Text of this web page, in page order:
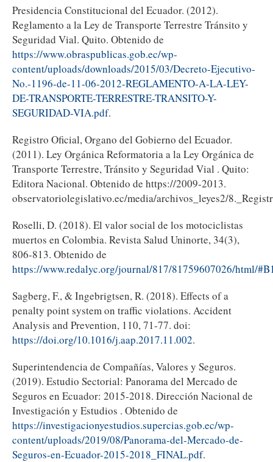
Presidencia Constitucional del Ecuador. (2012).
Reglamento a la Ley de Transporte Terrestre Tránsito y
Seguridad Vial. Quito. Obtenido de
https://www.obraspublicas.gob.ec/wp-
content/uploads/downloads/2015/03/Decreto-Ejecutivo-
No.-1196-de-11-06-2012-REGLAMENTO-A-LA-LEY-
DE-TRANSPORTE-TERRESTRE-TRANSITO-Y-
SEGURIDAD-VIA.pdf.
Registro Oficial, Organo del Gobierno del Ecuador.
(2011). Ley Orgánica Reformatoria a la Ley Orgánica de
Transporte Terrestre, Tránsito y Seguridad Vial . Quito:
Editora Nacional. Obtenido de https://2009-2013.
observatoriolegislativo.ec/media/archivos_leyes2/
Roselli, D. (2018). El valor social de los motociclistas
muertos en Colombia. Revista Salud Uninorte, 34(3),
806-813. Obtenido de
https://www.redalyc.org/journal/817/81759607026/html/
Sagberg, F., & Ingebrigtsen, R. (2018). Effects of a
penalty point system on traffic violations. Accident
Analysis and Prevention, 110, 71-77. doi:
https://doi.org/10.1016/j.aap.2017.11.002.
Superintendencia de Compañías, Valores y Seguros.
(2019). Estudio Sectorial: Panorama del Mercado de
Seguros en Ecuador: 2015-2018. Dirección Nacional de
Investigación y Estudios . Obtenido de
https://investigacionyestudios.supercias.gob.ec/wp-
content/uploads/2019/08/Panorama-del-Mercado-de-
Seguros-en-Ecuador-2015-2018_FINAL.pdf.